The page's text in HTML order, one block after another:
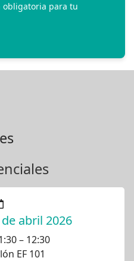
obligatoria para tu
abril 2026
– 12:30
EF 101